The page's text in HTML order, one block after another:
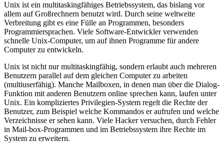
Unix ist ein multitaskingfähiges Betriebssystem, das bislang vor
allem auf Großrechnern benutzt wird. Durch seine weltweite
Verbreitung gibt es eine Fülle an Programmen, besonders
Programmiersprachen. Viele Software-Entwickler verwenden
schnelle Unix-Computer, um auf ihnen Programme für andere
Computer zu entwickeln.
Unix ist nicht nur multitaskingfähig, sondern erlaubt auch mehreren
Benutzern parallel auf dem gleichen Computer zu arbeiten
(multiuserfähig). Manche Mailboxen, in denen man über die Dialog-
Funktion mit anderen Benutzern online sprechen kann, laufen unter
Unix. Ein kompliziertes Privilegien-System regelt die Rechte der
Benutzer, zum Beispiel welche Kommandos er aufrufen und welche
Verzeichnisse er sehen kann. Viele Hacker versuchen, durch Fehler
in Mail-box-Programmen und im Betriebssystem ihre Rechte im
System zu erweitern.